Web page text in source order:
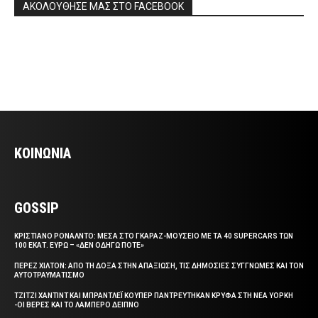
ΑΚΟΛΟΥΘΗΣΕ ΜΑΣ ΣΤΟ FACEBOOK
ΚΟΙΝΩΝΙΑ
GOSSIP
ΚΡΙΣΤΙΑΝΟ ΡΟΝΑΛΝΤΟ: ΜΕΣΑ ΣΤΟ ΓΚΑΡΑΖ-ΜΟΥΣΕΙΟ ΜΕ ΤΑ 40 SUPERCARS ΤΩΝ
100 ΕΚΑΤ. ΕΥΡΩ – «ΔΕΝ ΟΔΗΓΩ ΠΟΤΕ»
ΠΕΡΕΖ ΧΙΛΤΟΝ: ΑΠΟ ΤΗ ΔΟΞΑ ΣΤΗΝ ΑΠΑΞΙΩΣΗ, ΤΙΣ ΔΗΜΟΣΙΕΣ ΣΥΓΓΝΩΜΕΣ ΚΑΙ ΤΟΝ
ΑΥΤΟΤΡΑΥΜΑΤΙΣΜΟ
ΤΖΙΤΖΙ ΧΑΝΤΙΝΤ ΚΑΙ ΜΠΡΑΝΤΛΕΪ ΚΟΥΠΕΡ ΠΑΝΤΡΕΥΤΗΚΑΝ ΚΡΥΦΑ ΣΤΗ ΝΕΑ ΥΟΡΚΗ
-ΟΙ ΒΕΡΕΣ ΚΑΙ ΤΟ ΛΑΜΠΕΡΟ ΔΕΙΠΝΟ